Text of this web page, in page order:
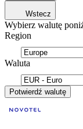
Wstecz
Wybierz walutę
Region
Waluta
Potwierdź walutę